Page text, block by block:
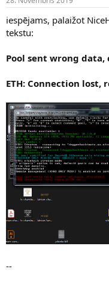
n
u
z
ā
ē
s
a
t
u
iespējams, palaižot
tekstu:
Pool sent wrong data,
ETH: Connection lost,
--